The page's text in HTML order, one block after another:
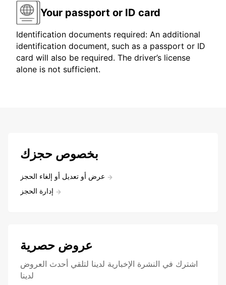
Your passport or ID card
Identification documents required: An additional
identification document, such as a passport or ID
card will also be required. The driver’s license
alone is not sufficient.
بخصوص حجزك
عرض أو تعديل أو إلغاء الحجز
إدارة الحجز
عروض حصرية
اشترك في النشرة الإخبارية لدينا لتلقي أحدث العروض
لدينا